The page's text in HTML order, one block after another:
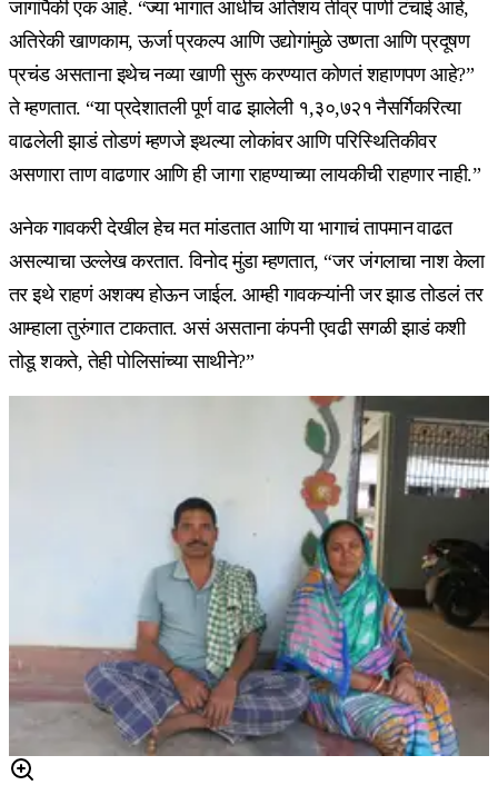
जागांपैकी एक आहे. “ज्या भागात आधीच अतिशय तीव्र पाणी टंचाई आहे,
अतिरेकी खाणकाम, ऊर्जा प्रकल्प आणि उद्योगांमुळे उष्णता आणि प्रदूषण
प्रचंड असताना इथेच नव्या खाणी सुरू करण्यात कोणतं शहाणपण आहे?”
ते म्हणतात. “या प्रदेशातली पूर्ण वाढ झालेली १,३०,७२१ नैसर्गिकरित्या
वाढलेली झाडं तोडणं म्हणजे इथल्या लोकांवर आणि परिस्थितिकीवर
असणारा ताण वाढणार आणि ही जागा राहण्याच्या लायकीची राहणार नाही.”
अनेक गावकरी देखील हेच मत मांडतात आणि या भागाचं तापमान वाढत
असल्याचा उल्लेख करतात. विनोद मुंडा म्हणतात, “जर जंगलाचा नाश केला
तर इथे राहणं अशक्य होऊन जाईल. आम्ही गावकऱ्यांनी जर झाड तोडलं तर
आम्हाला तुरुंगात टाकतात. असं असताना कंपनी एवढी सगळी झाडं कशी
तोडू शकते, तेही पोलिसांच्या साथीने?”